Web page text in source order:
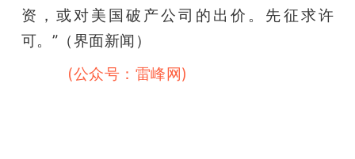
资，或对美国破产公司的出价。先征求许
可。”（界面新闻）
(公众号：雷峰网)